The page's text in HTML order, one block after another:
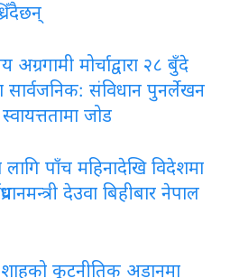
मोर्चाद्वारा २८ बुँदे
सार्वजनिक: संविधान पुनर्लेखन
स्वायत्ततामा जोड
पाँच महिनादेखि विदेशमा
देउवा बिहीबार नेपाल
शाहको कूटनीतिक अडानमा